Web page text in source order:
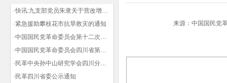
·快讯:九支部党员朱隶关于营改增信息宣传力度的建议那篇已被省政协采用
·紧急援助攀枝花市抗旱救灾的通知
·中国国民党革命委员会第十二次全国代表大会代表登记表（下载）
·中国国民党革命委员会四川省第十一次代表大会代表登记表（下载）
·民革中央孙中山研究学会四川分会领导机构及成员名单
·民革四川省委公示通知
来源：中国国民党